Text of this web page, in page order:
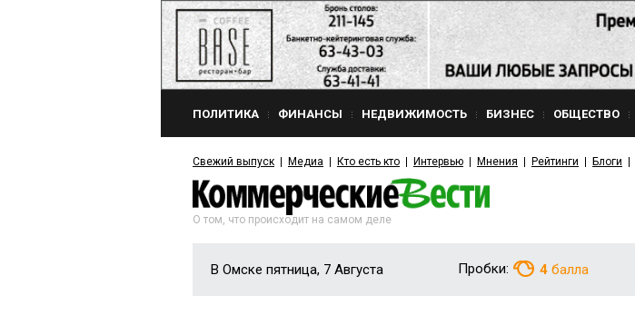
ПОЛИТИКА ФИНАНСЫ НЕДВИЖИМОСТЬ БИЗНЕС ОБЩЕСТВО
Свежий выпуск Медиа Кто есть кто Интервью Мнения Рейтинги Блоги
О том, что происходит на самом деле
В Омске пятница, 7 Августа Пробки: 4 балла